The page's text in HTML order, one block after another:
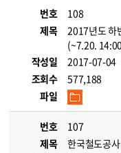
번호
108
제목
2017년도 하
(~7.20.
작성일
2017-07-04
조회수
577,188
파일
번호
107
제목
한국철도공